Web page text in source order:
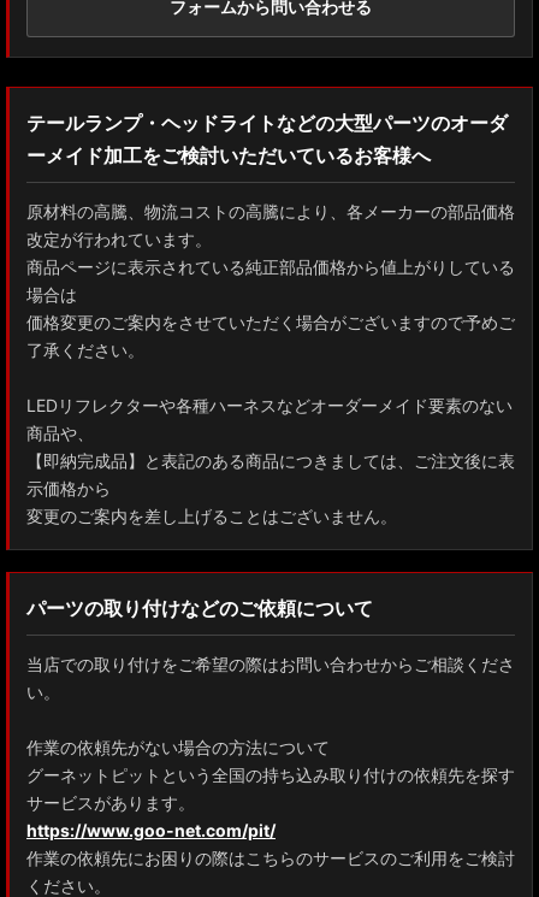
フォームから問い合わせる
テールランプ・ヘッドライトなどの大型パーツのオーダ
ーメイド加工をご検討いただいているお客様へ
原材料の高騰、物流コストの高騰により、各メーカーの部品価格
改定が行われています。
商品ページに表示されている純正部品価格から値上がりしている
場合は
価格変更のご案内をさせていただく場合がございますので予めご
了承ください。
LEDリフレクターや各種ハーネスなどオーダーメイド要素のない
商品や、
【即納完成品】と表記のある商品につきましては、ご注文後に表
示価格から
変更のご案内を差し上げることはございません。
パーツの取り付けなどのご依頼について
当店での取り付けをご希望の際はお問い合わせからご相談くださ
い。
作業の依頼先がない場合の方法について
グーネットピットという全国の持ち込み取り付けの依頼先を探す
サービスがあります。
https://www.goo-net.com/pit/
作業の依頼先にお困りの際はこちらのサービスのご利用をご検討
ください。